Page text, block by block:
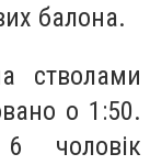
балона.
стволами
о 1:50.
чоловік